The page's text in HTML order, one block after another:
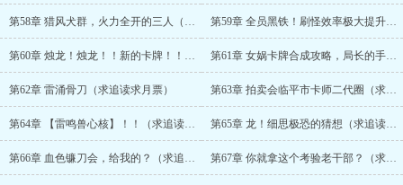
第58章 猎风犬群，火力全开的三人（四更奉上，求追读求月票） 第59章 全员黑铁！刷怪效率极大提升！（求追读求月票）
第60章 烛龙！烛龙！！新的卡牌！！（求追读求月票） 第61章 女娲卡牌合成攻略，局长的手机（求追读求月票）
第62章 雷涌骨刀（求追读求月票） 第63章 拍卖会临平市卡师二代圈（求追读求月票）
第64章 【雷鸣兽心核】！！（求追读求月票） 第65章 龙！细思极恐的猜想（求追读求月票）
第66章 血色镰刀会，给我的？（求追读求月票） 第67章 你就拿这个考验老干部？（求追读求月票）